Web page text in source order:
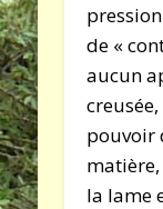
de «
aucun
pouvoir
la lame